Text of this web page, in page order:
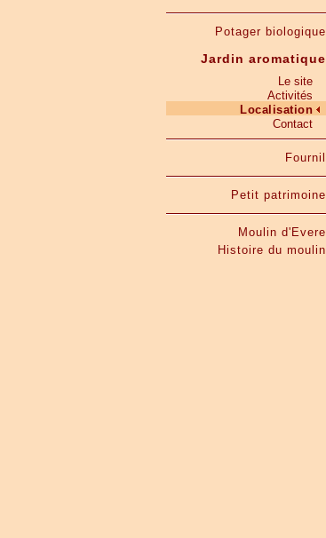
Potager biologique
Jardin aromatique
Le site
Activités
Localisation
Contact
Fournil
Petit patrimoine
Moulin d'Evere
Histoire du moulin